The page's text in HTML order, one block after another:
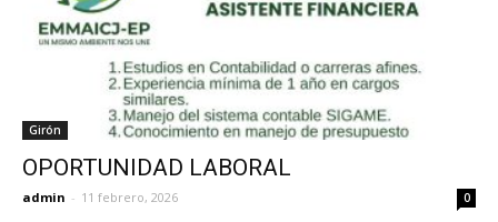
Girón
OPORTUNIDAD LABORAL
admin - 11 febrero, 2026 0